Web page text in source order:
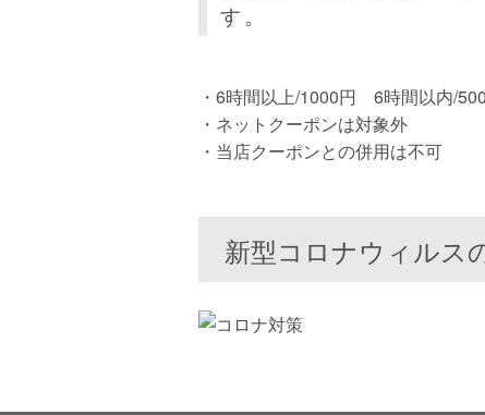
す。
・6時間以上/1000円 6時間以内/
・ネットクーポンは対象外
・当店クーポンとの併用は不可
新型コロナウィルス